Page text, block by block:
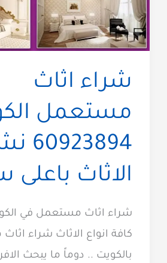
شراء اثاث
مستعمل
الاثاث
شراء اثاث مستعمل في
كافة انواع الاثاث شراء
بالكويت .. دوماً ما يبحث